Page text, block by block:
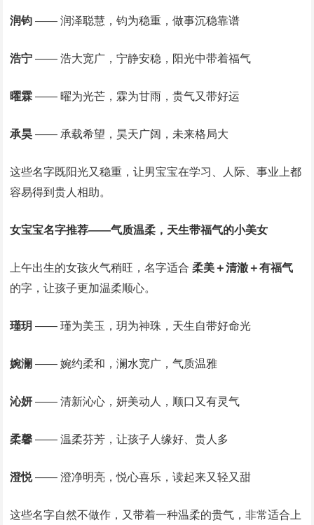
润钧 —— 润泽聪慧，钧为稳重，做事沉稳靠谱
浩宁 —— 浩大宽广，宁静安稳，阳光中带着福气
曜霖 —— 曜为光芒，霖为甘雨，贵气又带好运
承昊 —— 承载希望，昊天广阔，未来格局大
这些名字既阳光又稳重，让男宝宝在学习、人际、事业上都
容易得到贵人相助。
女宝宝名字推荐——气质温柔，天生带福气的小美女
上午出生的女孩火气稍旺，名字适合柔美＋清澈＋有福气
的字，让孩子更加温柔顺心。
瑾玥 —— 瑾为美玉，玥为神珠，天生自带好命光
婉澜 —— 婉约柔和，澜水宽广，气质温雅
沁妍 —— 清新沁心，妍美动人，顺口又有灵气
柔馨 —— 温柔芬芳，让孩子人缘好、贵人多
澄悦—— 澄净明亮，悦心喜乐，读起来又轻又甜
这些名字自然不做作，又带着一种温柔的贵气，非常适合上